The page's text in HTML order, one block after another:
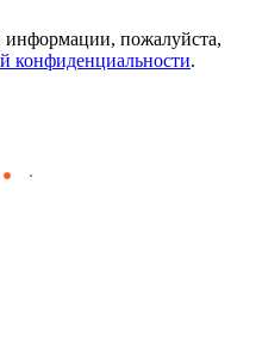
информации, пожалуйста,
конфиденциальности.